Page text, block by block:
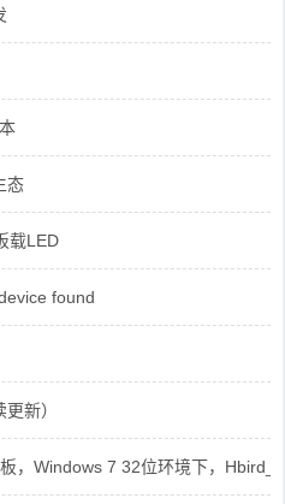
态
载LED
found
新）
板，Windows 7 32位环境下，